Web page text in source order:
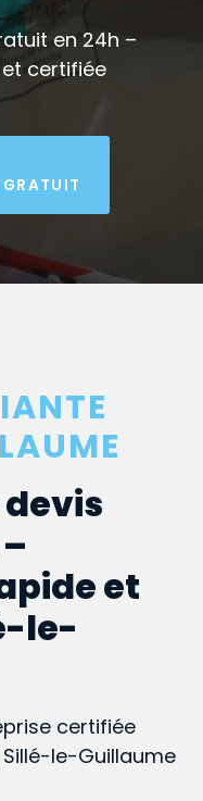
en 24h –
certifiée
et
le-
certifiée
le-Guillaume